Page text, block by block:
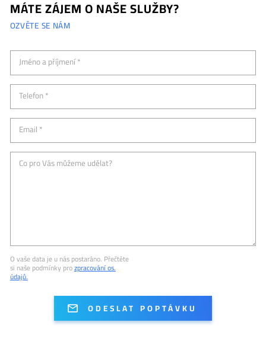
MÁTE ZÁJEM O NAŠE SLUŽBY?
OZVĚTE SE NÁM
Jméno a příjmení *
Telefon *
Email *
Co pro Vás můžeme udělat?
O vaše data je u nás postaráno. Přečtěte
si naše podmínky prozpracování os.
údajů.